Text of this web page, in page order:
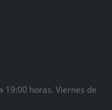
19:00 horas. Viernes de